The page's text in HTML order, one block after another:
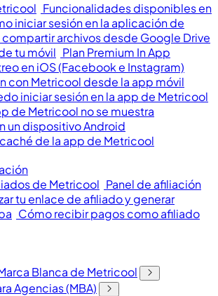
Funcionalidades disponibles en
iniciar sesión en la aplicación de
archivos desde Google Drive
tu móvil Plan Premium In App
en iOS (Facebook e Instagram)
con Metricool desde la app móvil
iniciar sesión en la app de Metricool
de Metricool no se muestra
un dispositivo Android
de la app de Metricool
de Metricool Panel de afiliación
tu enlace de afiliado y generar
Cómo recibir pagos como afiliado
Blanca de Metricool
Agencias (MBA)